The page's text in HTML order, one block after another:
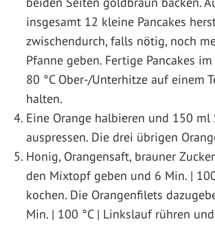
insgesamt 12 kleine Pancakes
zwischendurch, falls nötig, noch
Pfanne geben. Fertige Pancakes
80 °C Ober-/Unterhitze auf einem
halten.
Eine Orange halbieren und 150 ml
auspressen. Die drei übrigen
Honig, Orangensaft, brauner
den Mixtopf geben und 6 Min. |
kochen. Die Orangenfilets
Min. | 100 °C | Linkslauf rühren